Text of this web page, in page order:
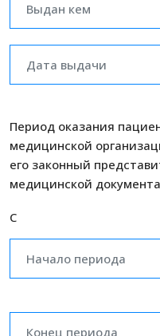
Период оказания
медицинской
его законный
медицинской
C